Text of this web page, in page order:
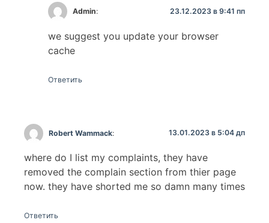
Admin: 23.12.2023 в 9:41 пп
we suggest you update your browser
cache
Ответить
Robert Wammack: 13.01.2023 в 5:04 дп
where do I list my complaints, they have
removed the complain section from thier page
now. they have shorted me so damn many times
Ответить